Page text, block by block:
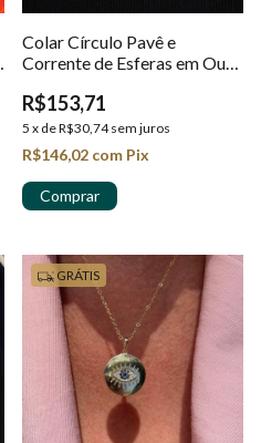
Colar Círculo Pavê e
Corrente de Esferas em Ouro
R$153,71
5 x deR$30,74 sem juros
R$146,02 com Pix
GRÁTIS